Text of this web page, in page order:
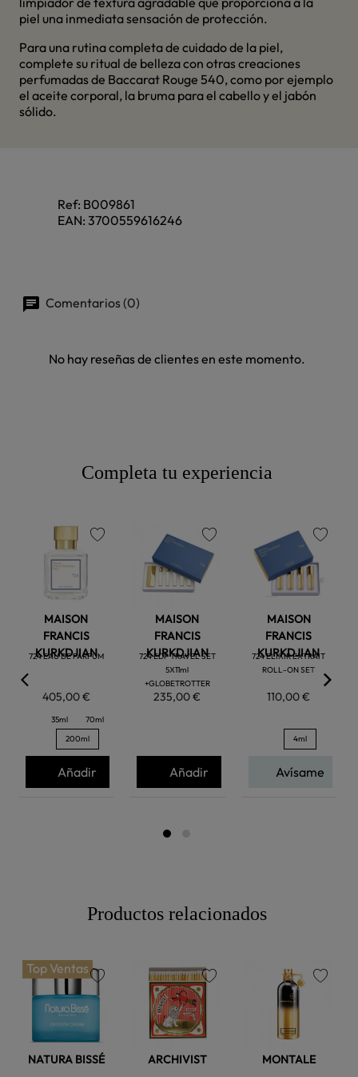
piel una inmediata sensación de protección.
Para una rutina completa de cuidado de la piel,
complete su ritual de belleza con otras creaciones
perfumadas de Baccarat Rouge 540, como por ejemplo
el aceite corporal, la bruma para el cabello y el jabón
sólido.
Ref: B009861
EAN: 3700559616246
Comentarios (0)
No hay reseñas de clientes en este momento.
Completa tu experiencia
MAISON
FRANCIS
KURKDJIAN
724 EAU DE PARFUM
405,00 €
35ml
70ml
200ml
Añadir
MAISON
FRANCIS
KURKDJIAN
724 EDP TRAVEL SET
5X11ml
+GLOBETROTTER
235,00 €
favorite
Añadir
MAISON
FRANCIS
KURKDJIAN
724 ELIXIR EXTRAIT
ROLL-ON SET
110,00 €
favorite
4ml
Avísame
Productos relacionados
Top Ventas
NATURA BISSÉ
favorite
ARCHIVIST
favorite
MONTALE